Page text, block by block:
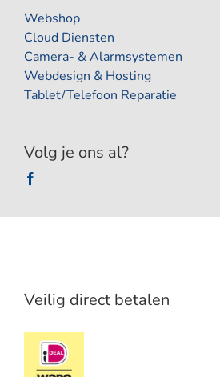
Webshop
Cloud Diensten
Camera- & Alarmsystemen
Webdesign & Hosting
Tablet/Telefoon Reparatie
Volg je ons al?
Veilig direct betalen